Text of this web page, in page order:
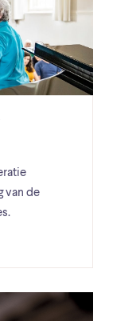
van de